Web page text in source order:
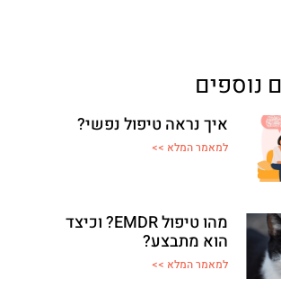
נוספים
איך נראה טיפול נפשי?
למאמר המלא >>
מהו טיפול EMDR? וכיצד
הוא מתבצע?
למאמר המלא >>